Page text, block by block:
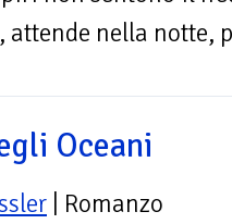
attende nella notte,
Oceani
| Romanzo